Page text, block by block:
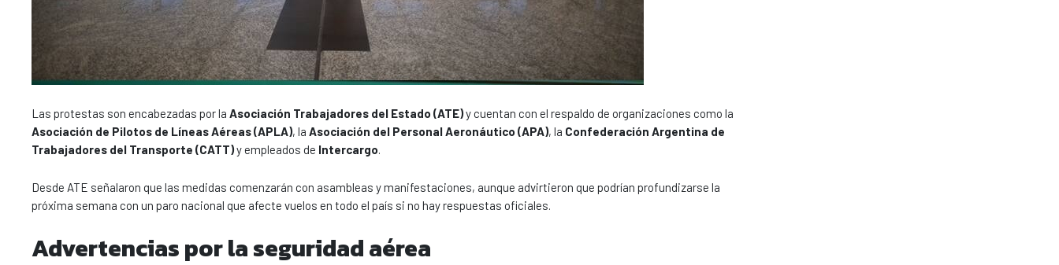
Las protestas son encabezadas por la Asociación Trabajadores del Estado (ATE)y cuentan con el respaldo de organizaciones como la
Asociación de Pilotos de Líneas Aéreas (APLA), la Asociación del Personal Aeronáutico (APA), la Confederación Argentina de
Trabajadores del Transporte (CATT)y empleados de Intercargo.
Desde ATE señalaron que las medidas comenzarán con asambleas y manifestaciones, aunque advirtieron que podrían profundizarse la
próxima semana con un paro nacional que afecte vuelos en todo el país si no hay respuestas oficiales.
Advertencias por la seguridad aérea